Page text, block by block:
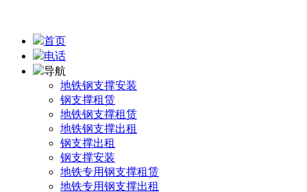
首页
电话
导航
地铁钢支撑安装
钢支撑租赁
地铁钢支撑租赁
地铁钢支撑出租
钢支撑出租
钢支撑安装
地铁专用钢支撑租赁
地铁专用钢支撑出租